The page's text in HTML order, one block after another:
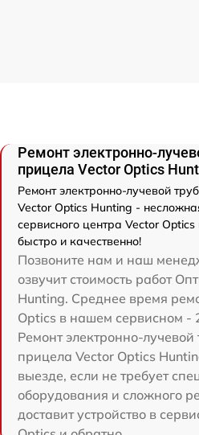
Ремонт электронно-
прицела Vector Optics
Ремонт электронно-лучевой
Vector Optics Hunting -
сервисного центра Vector
быстро и качественно!
Позвоните нам и наш
озвучит стоимость работ
Hunting. Среднее время
Optics в нашем сервисном -
Ремонт электронно-лучевой
прицела Vector Optics
выезде, если не требует
оборудования и сложного
доставит устройство в